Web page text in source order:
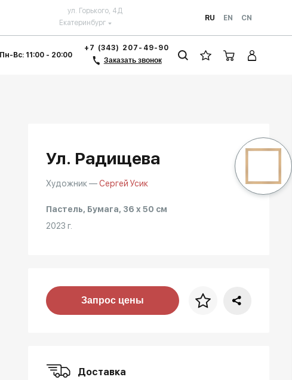
Екатеринбург
ул. Горького, 4Д
RU
EN CN
Пн-Вс: 11:00 - 20:00
+7 (343) 207-49-90
Заказать звонок
Ул. Радищева
Художник —Сергей Усик
Пастель, Бумага, 36 x 50 см
2023 г.
Цена за багет
Запрос цены
Доставка